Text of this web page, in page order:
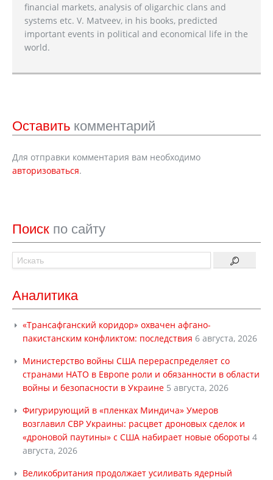
financial markets, analysis of oligarchic clans and
systems etc. V. Matveev, in his books, predicted
important events in political and economical life in the
world.
Оставить комментарий
Для отправки комментария вам необходимо
авторизоваться.
Поиск по сайту
Аналитика
«Трансафганский коридор» охвачен афгано-
пакистанским конфликтом: последствия 6 августа, 2026
Министерство войны США перераспределяет со
странами НАТО в Европе роли и обязанности в области
войны и безопасности в Украине 5 августа, 2026
Фигурирующий в «пленках Миндича» Умеров
возглавил СВР Украины: расцвет дроновых сделок и
«дроновой паутины» с США набирает новые обороты 4
августа, 2026
Великобритания продолжает усиливать ядерный